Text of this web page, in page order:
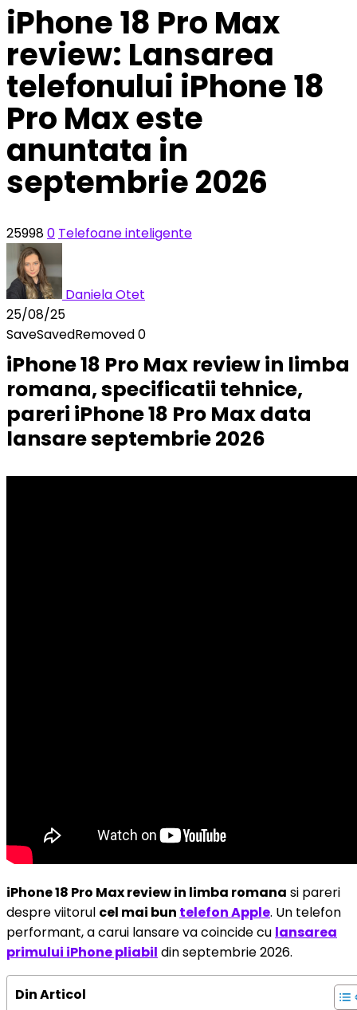
iPhone 18 Pro Max
review: Lansarea
telefonului iPhone 18
Pro Max este
anuntata in
septembrie 2026
259980 Telefoane inteligente
Daniela Otet
25/08/25
SaveSavedRemoved0
iPhone 18 Pro Max review in limba
romana, specificatii tehnice,
pareri iPhone 18 Pro Max data
lansare septembrie 2026
iPhone 18 Pro Max review in limba romana si pareri
despre viitorul cel mai bun telefon Apple. Un telefon
performant, a carui lansare va coincide cu lansarea
primului iPhone pliabil din septembrie 2026.
Din Articol